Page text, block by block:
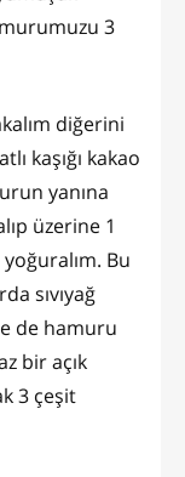
3
diğerini
kaşığı kakao
yanına
üzerine 1
Bu
sıvıyağ
de hamuru
bir açık
3 çeşit